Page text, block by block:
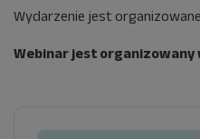
Wydarzenie jest
Webinar jest organizowany